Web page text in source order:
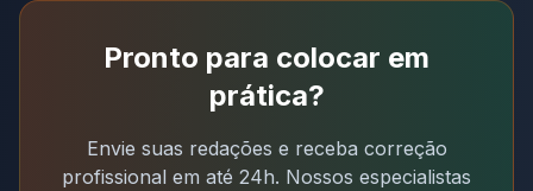
Pronto para colocar em
prática?
Envie suas redações e receba correção
profissional em até 24h. Nossos especialistas